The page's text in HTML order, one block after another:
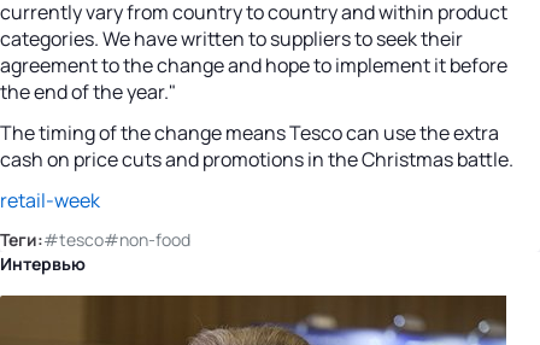
currently vary from country to country and within product
categories. We have written to suppliers to seek their
agreement to the change and hope to implement it before
the end of the year."
The timing of the change means Tesco can use the extra
cash on price cuts and promotions in the Christmas battle.
retail-week
Теги:#tesco#non-food
Интервью